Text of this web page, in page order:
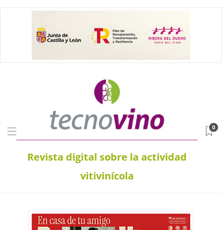
Revista digital sobre la actividad
vitivinícola
0